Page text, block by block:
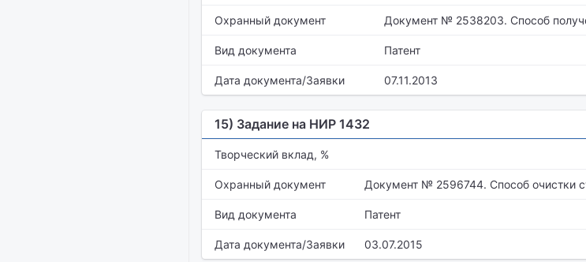
Охранный документ Документ № 2538203. Способ
Вид документа Патент
Дата документа/Заявки 07.11.2013
15) Задание на НИР 1432
Творческий вклад, %
Охранный документ Документ № 2596744. Способ очистки
Вид документа Патент
Дата документа/Заявки 03.07.2015